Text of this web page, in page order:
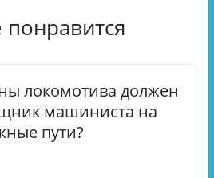
локомотива должен
машиниста на
пути?